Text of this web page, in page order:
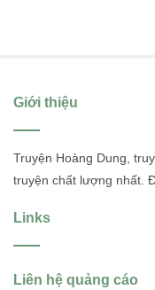
Giới thiệu
Truyện Hoàng Dung,
truyện chất lượng nhất.
Links
Liên hệ quảng cáo